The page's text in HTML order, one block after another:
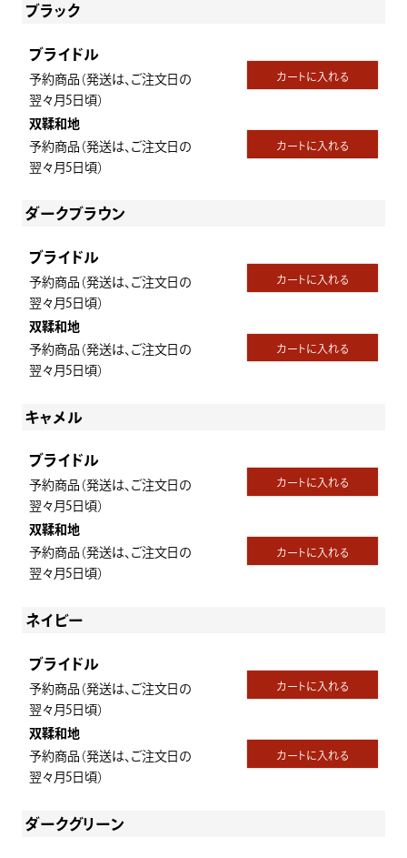
ブラック
ブライドル
予約商品（発送は、ご注文日の
翌々月5日頃）
カートに入れる
双鞣和地
予約商品（発送は、ご注文日の
翌々月5日頃）
カートに入れる
ダークブラウン
ブライドル
予約商品（発送は、ご注文日の
翌々月5日頃）
カートに入れる
双鞣和地
予約商品（発送は、ご注文日の
翌々月5日頃）
カートに入れる
キャメル
ブライドル
予約商品（発送は、ご注文日の
翌々月5日頃）
カートに入れる
双鞣和地
予約商品（発送は、ご注文日の
翌々月5日頃）
カートに入れる
ネイビー
ブライドル
予約商品（発送は、ご注文日の
翌々月5日頃）
カートに入れる
双鞣和地
予約商品（発送は、ご注文日の
翌々月5日頃）
カートに入れる
ダークグリーン